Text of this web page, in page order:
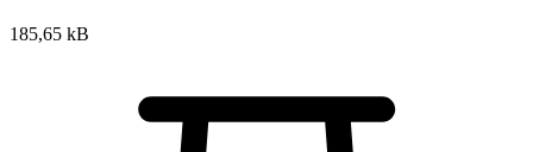
185,65 kB